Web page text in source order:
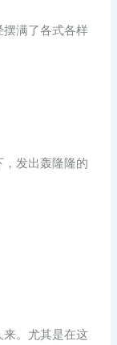
满了各式各样
发出轰隆隆的
。尤其是在这